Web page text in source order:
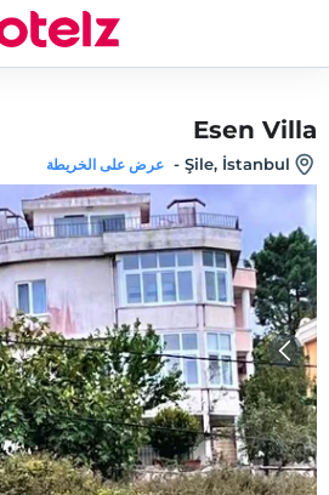
Esen Villa
Şile, İstanbul
- عرض على الخريطة